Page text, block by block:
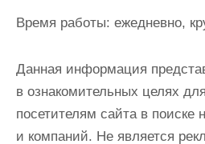
Время работы: ежедневно,
Данная информация
в ознакомительных целях
посетителям сайта в поиске
и компаний. Не является